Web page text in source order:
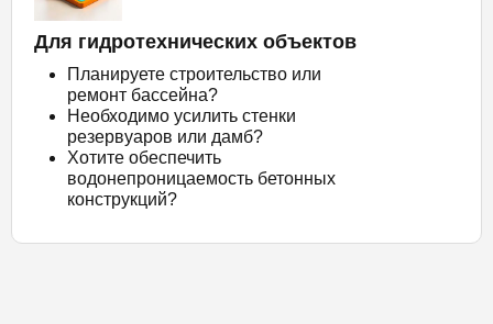
Для гидротехнических объектов
Планируете строительство или
ремонт бассейна?
Необходимо усилить стенки
резервуаров или дамб?
Хотите обеспечить
водонепроницаемость бетонных
конструкций?